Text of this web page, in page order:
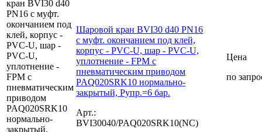
Шаровой кран BVI30 d40 PN16
с муфт. окончанием под клей,
корпус - PVC-U, шар - PVC-U,
уплотнение - FPM с
пневматическим приводом
PAQ020SRK10 нормально-
закрытый, Рупр.=6 бар.
Арт.:
BVI30040/PAQ020SRK10(NC)
Цена
по